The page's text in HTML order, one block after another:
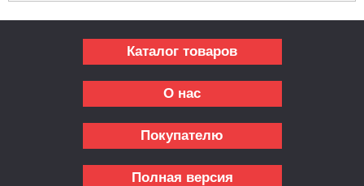
Каталог товаров
О нас
Покупателю
Полная версия